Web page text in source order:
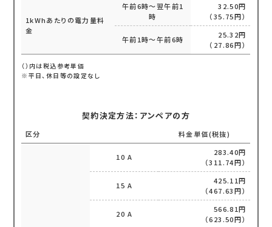
1kWhあたりの電力量料
金
午前6時～翌午前1
時
32.50円
（35.75円）
午前1時～午前6時
25.32円
（27.86円）
（）内は税込参考単価
※平日、休日等の設定なし
契約決定方法：アンペアの方
区分 料金単価(税抜)
10 A
283.40円
（311.74円）
15 A
425.11円
（467.63円）
20 A
566.81円
（623.50円）